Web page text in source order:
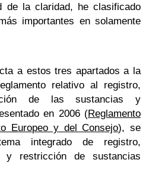
de la claridad, he clasificado
importantes en solamente
a estos tres apartados a la
relativo al registro,
de las sustancias y
en 2006 (Reglamento
Europeo y del Consejo), se
integrado de registro,
y restricción de sustancias